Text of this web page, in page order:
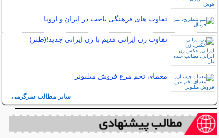
تفاوت های فرهنگی باخت در ایران و اروپا
تفاوت زن ایرانی قدیم با زن ایرانی جدید!(طنز)
معماي تخم مرغ فروش ميليونر
سایر مطالب سرگرمی